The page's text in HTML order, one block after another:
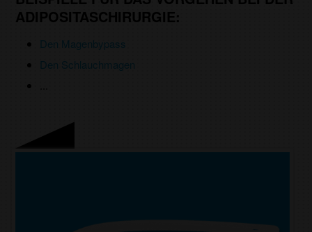
ADIPOSITASCHIRURGIE:
Den Magenbypass
Den Schlauchmagen